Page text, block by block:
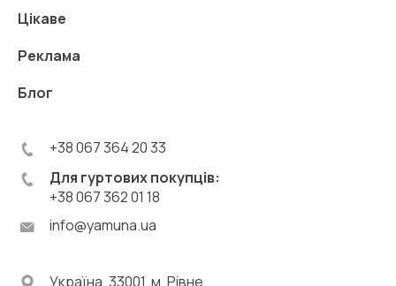
+38 067 364 20 33
Для гуртових покупців:
+38 067 362 01 18
info@yamuna.ua
Цікаве
Реклама
Блог
Україна, 33001, м. Рівне